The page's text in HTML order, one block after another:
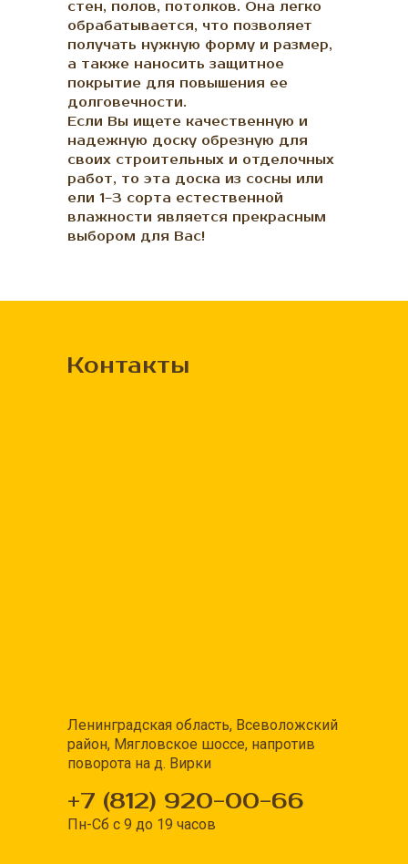
стен, полов, потолков. Она легко
обрабатывается, что позволяет
получать нужную форму и размер,
а также наносить защитное
покрытие для повышения ее
долговечности.
Если Вы ищете качественную и
надежную доску обрезную для
своих строительных и отделочных
работ, то эта доска из сосны или
ели 1−3 сорта естественной
влажности является прекрасным
выбором для Вас!
Ленинградская область, Всеволожский
район, Мягловское шоссе, напротив
поворота на д. Вирки
+7 (812) 920-00-66
Пн-Сб с 9 до 19 часов
Контакты